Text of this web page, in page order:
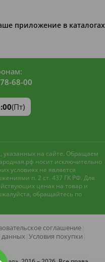
приложение в каталогах
68-00
(Пт)
указанных на сайте. Обращаем
носит исключительно
условиях не является
п. 2 ст. 437 ГК РФ. Для
ценах на товар и
обращайтесь по
соглашение
данных Условия покупки
на